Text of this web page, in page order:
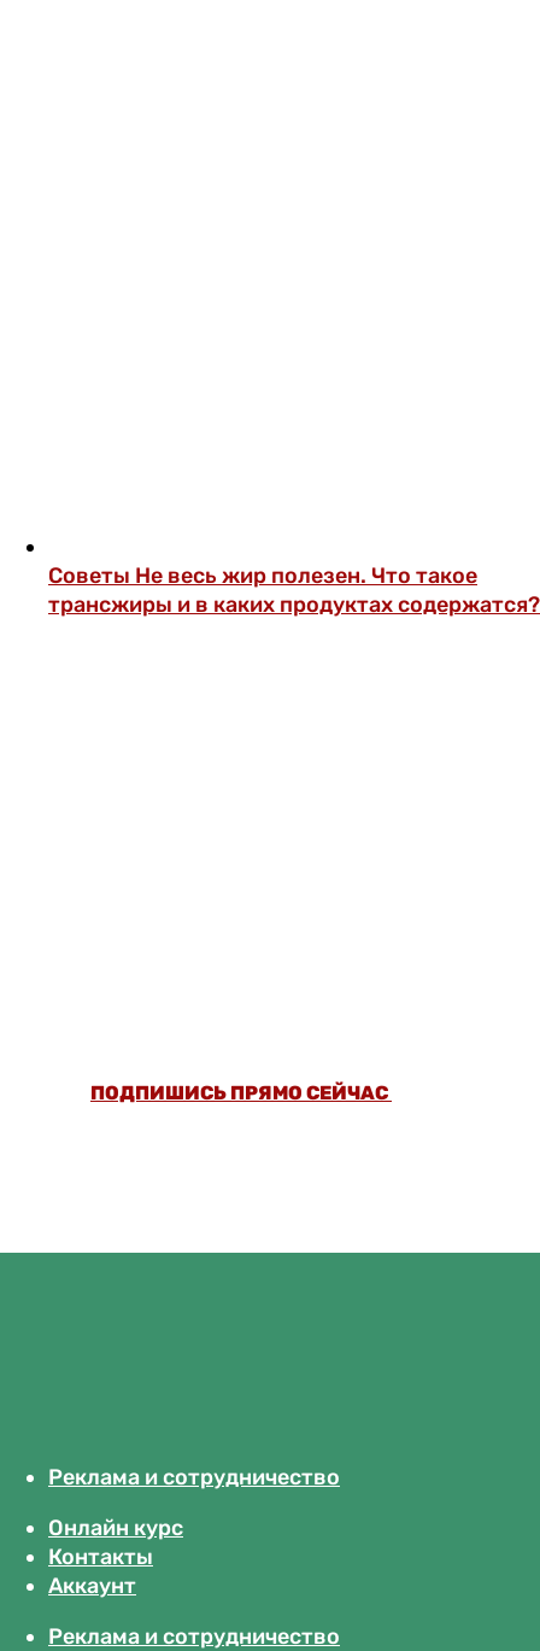
Советы Не весь жир полезен. Что такое
трансжиры и в каких продуктах содержатся?
ПОДПИШИСЬ ПРЯМО СЕЙЧАС
Реклама и сотрудничество
Онлайн курс
Контакты
Аккаунт
Реклама и сотрудничество